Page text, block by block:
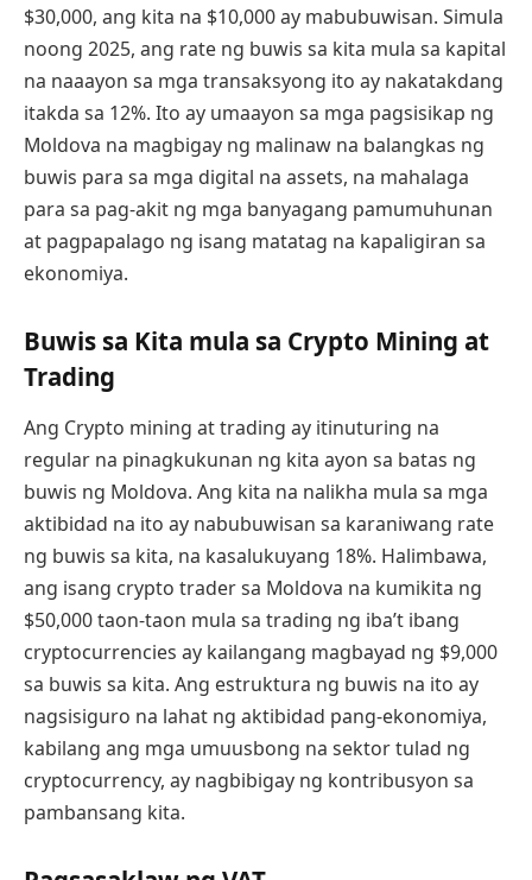
$30,000, ang kita na $10,000 ay mabubuwisan. Simula
noong 2025, ang rate ng buwis sa kita mula sa kapital
na naaayon sa mga transaksyong ito ay nakatakdang
itakda sa 12%. Ito ay umaayon sa mga pagsisikap ng
Moldova na magbigay ng malinaw na balangkas ng
buwis para sa mga digital na assets, na mahalaga
para sa pag-akit ng mga banyagang pamumuhunan
at pagpapalago ng isang matatag na kapaligiran sa
ekonomiya.
Buwis sa Kita mula sa Crypto Mining at
Trading
Ang Crypto mining at trading ay itinuturing na
regular na pinagkukunan ng kita ayon sa batas ng
buwis ng Moldova. Ang kita na nalikha mula sa mga
aktibidad na ito ay nabubuwisan sa karaniwang rate
ng buwis sa kita, na kasalukuyang 18%. Halimbawa,
ang isang crypto trader sa Moldova na kumikita ng
$50,000 taon-taon mula sa trading ng iba’t ibang
cryptocurrencies ay kailangang magbayad ng $9,000
sa buwis sa kita. Ang estruktura ng buwis na ito ay
nagsisiguro na lahat ng aktibidad pang-ekonomiya,
kabilang ang mga umuusbong na sektor tulad ng
cryptocurrency, ay nagbibigay ng kontribusyon sa
pambansang kita.